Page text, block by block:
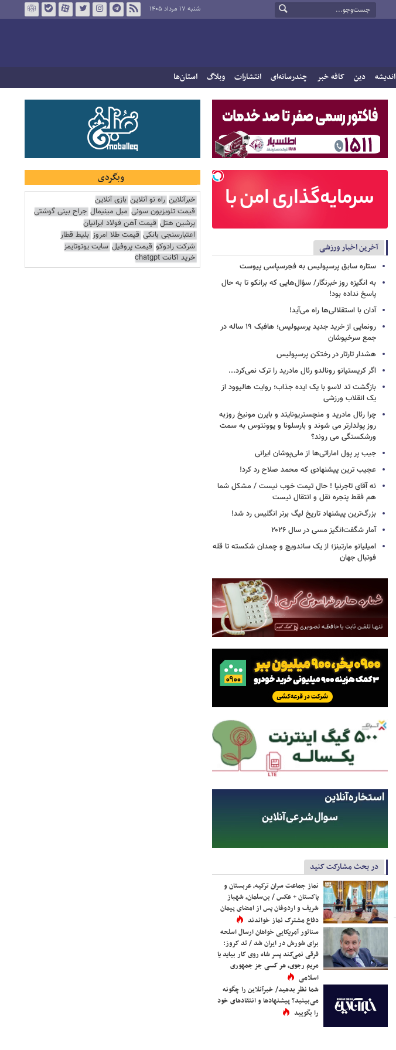
شنبه ۱۷ مرداد ۱۴۰۵
اندیشه دین کافه خبر چندرسانه‌ای انتشارات وبلاگ استان‌ها
آخرین اخبار ورزشی
ستاره سابق پرسپولیس به فجرسپاسی پیوست
به انگیزه روز خبرنگار/ سؤال‌هایی که برانکو تا به حال
پاسخ نداده بود!
آدان با استقلالی‌ها راه می‌آید!
رونمایی از خرید جدید پرسپولیس؛ هافبک ۱۹ ساله در
جمع سرخپوشان
هشدار تارتار در رختکن پرسپولیس
اگر کریستیانو رونالدو رئال مادرید را ترک نمی‌کرد...
بازگشت تد لاسو با یک ایده جذاب؛ روایت هالیوود از
یک انقلاب ورزشی
چرا رئال مادرید و منچستریونایتد و بایرن مونیخ روزبه
روز پولدارتر می شوند و بارسلونا و یوونتوس به سمت
ورشکستگی می روند؟
جیب پر پول اماراتی‌ها از ملی‌پوشان ایرانی
عجیب ترین پیشنهادی که محمد صلاح رد کرد!
نه آقای تاجرنیا ! حال تیمت خوب نیست / مشکل شما
هم فقط پنجره نقل و انتقال نیست
بزرگ‌ترین پیشنهاد تاریخ لیگ برتر انگلیس رد شد!
آمار شگفت‌انگیز مسی در سال ۲۰۲۶
امیلیانو مارتینز؛ از یک ساندویچ و چمدان شکسته تا قله
فوتبال جهان
در بحث مشارکت کنید
نماز جماعت سران ترکیه، عربستان و
پاکستان + عکس / بن‌سلمان، شهباز
شریف و اردوغان پس از امضای پیمان
دفاع مشترک نماز خواندند
سناتور آمریکایی خواهان ارسال اسلحه
برای شورش در ایران شد / تد کروز:
فرقی نمی‌کند پسر شاه روی کار بیاید یا
مریم رجوی، هر کسی جز جمهوری
اسلامی
شما نظر بدهید/ خبرآنلاین را چگونه
می‌بینید؟ پیشنهادها و انتقادهای خود
را بگویید
وبگردی
خبرآنلاین راه نو آنلاین بازی آنلاین
قیمت تلویزیون سونی مبل مینیمال جراح بینی گوشتی
پرشین هتل قیمت آهن فولاد ایرانیان
اعتبارسنجی بانکی قیمت طلا امروز بلیط قطار
شرکت رادوکو قیمت پروفیل سایت یوتوتایمز
خرید اکانت chatgpt